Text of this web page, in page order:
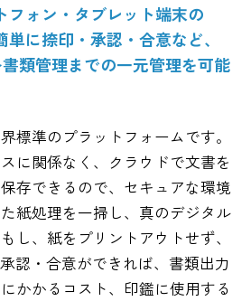
フォン・タブレット端末の
に捺印・承認・合意など、
類管理までの一元管理を可能
標準のプラットフォームです。
に関係なく、クラウドで文書を
存できるので、セキュアな環境
紙処理を一掃し、真のデジタル
し、紙をプリントアウトせず、
認・合意ができれば、書類出力
かかるコスト、印鑑に使用する